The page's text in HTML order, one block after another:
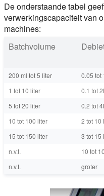
De onderstaande tabel
verwerkingscapaciteit van
machines:
Batchvolume
200 ml tot 5 liter 0.05 tot
1 tot 10 liter
0.1 tot
5 tot 20 liter
0.2 tot
10 tot 100 liter
2 tot 10
15 tot 150 liter
3 tot 15
n.v.t.
10 tot
n.v.t.
groter